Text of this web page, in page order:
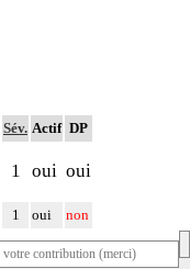
Sév. Actif DP
1 oui oui
1 oui non